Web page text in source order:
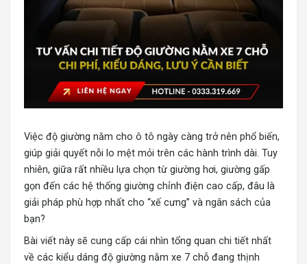
Việc độ giường nằm cho ô tô ngày càng trở nên phổ biến,
giúp giải quyết nỗi lo mệt mỏi trên các hành trình dài. Tuy
nhiên, giữa rất nhiều lựa chọn từ giường hơi, giường gấp
gọn đến các hệ thống giường chỉnh điện cao cấp, đâu là
giải pháp phù hợp nhất cho “xế cưng” và ngân sách của
bạn?
Bài viết này sẽ cung cấp cái nhìn tổng quan chi tiết nhất
về các kiểu dáng độ giường nằm xe 7 chỗ đang thịnh